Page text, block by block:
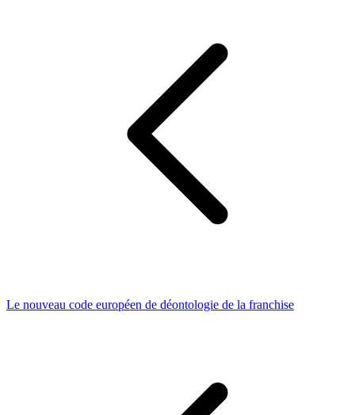
Le nouveau code européen de déontologie de la franchise